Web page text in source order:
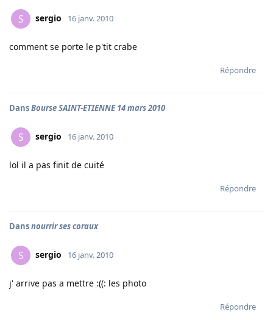
S sergio 16 janv. 2010
comment se porte le p'tit crabe
Répondre
DansBourse SAINT-ETIENNE 14 mars 2010
S sergio 16 janv. 2010
lol il a pas finit de cuité
Répondre
Dansnourrir ses coraux
S sergio 16 janv. 2010
j' arrive pas a mettre :((: les photo
Répondre